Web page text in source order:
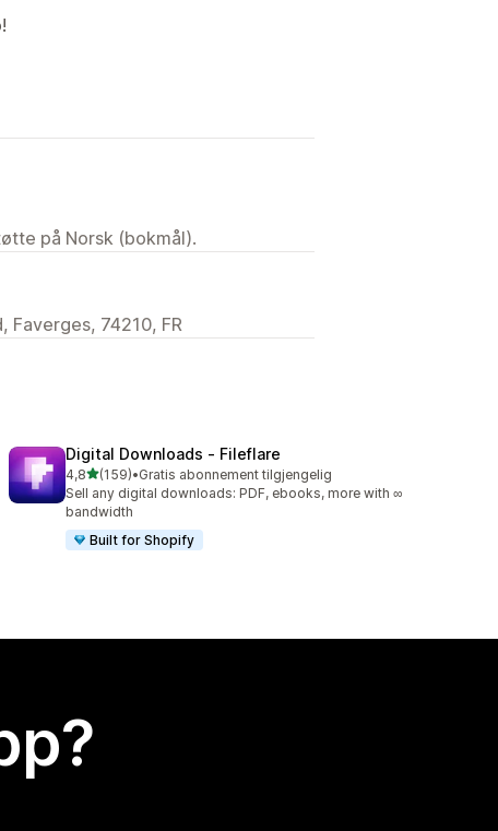
på Norsk (bokmål).
Faverges, 74210, FR
Digital Downloads ‑ Fileflare
4,8av 5 stjerner
(159)
Totalt 159 omtaler
•Gratis abonnement tilgjengelig
Sell any digital downloads: PDF, ebooks, more with ∞
bandwidth
Built for Shopify